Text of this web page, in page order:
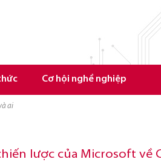
Cơ hội nghề nghiệp
ai
lược của Microsoft về